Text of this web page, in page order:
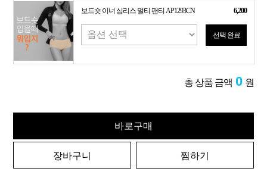
보드숏 이너 심리스 멀티 팬티 AP1293CN 6,200
선택 완료
총 상품 금액 0 원
바로구매
장바구니 찜하기